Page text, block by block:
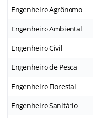
Engenheiro Agrônomo
Engenheiro Ambiental
Engenheiro Civil
Engenheiro de Pesca
Engenheiro Florestal
Engenheiro Sanitário